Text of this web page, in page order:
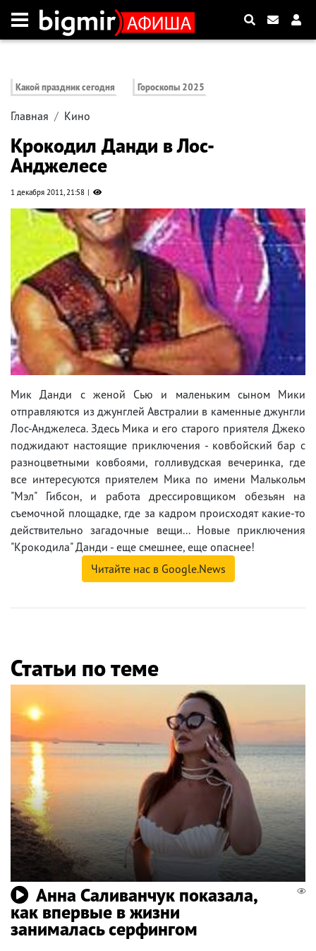
Какой праздник сегодня Гороскопы 2025
Главная Кино
Крокодил Данди в Лос-
Анджелесе
1 декабря 2011, 21:58
Мик Данди с женой Сью и маленьким сыном Мики
отправляются из джунглей Австралии в каменные джунгли
Лос-Анджелеса. Здесь Мика и его старого приятеля Джеко
поджидают настоящие приключения - ковбойский бар с
разноцветными ковбоями, голливудская вечеринка, где
все интересуются приятелем Мика по имени Малькольм
"Мэл" Гибсон, и работа дрессировщиком обезьян на
съемочной площадке, где за кадром происходят какие-то
действительно загадочные вещи... Новые приключения
"Крокодила" Данди - еще смешнее, еще опаснее!
Читайте нас в Google.News
Статьи по теме
Анна Саливанчук показала,
как впервые в жизни
занималась серфингом